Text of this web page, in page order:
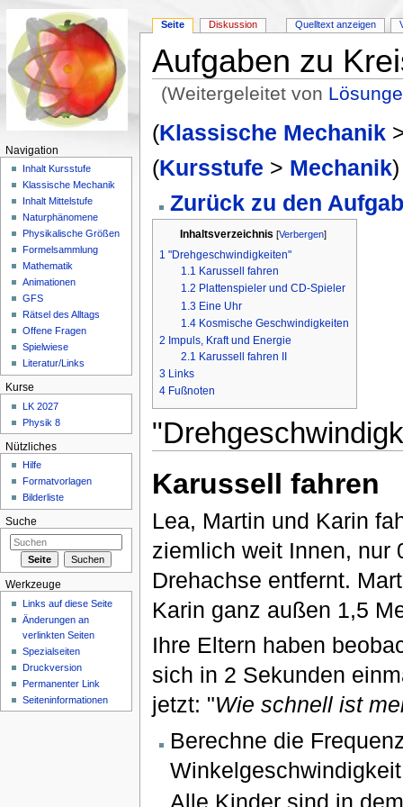
Aufgaben zu
(Weitergeleitet von
(Klassische Mechanik
(Kursstufe > Mechanik)
Zurück zu den
Inhaltsverzeichnis [Verbergen]
1 "Drehgeschwindigkeiten"
1.1 Karussell fahren
1.2 Plattenspieler und CD-Spieler
1.3 Eine Uhr
1.4 Kosmische Geschwindigkeiten
2 Impuls, Kraft und Energie
2.1 Karussell fahren II
3 Links
4 Fußnoten
Karussell fahren
Lea, Martin und Karin
ziemlich weit Innen, nur
Drehachse entfernt.
Karin ganz außen 1,5
Ihre Eltern haben
sich in 2 Sekunden
jetzt: "Wie schnell ist
Berechne die
Alle Kinder sind in
Seite Diskussion Quelltext anzeigen
Navigation
Inhalt Kursstufe
Klassische Mechanik
Inhalt Mittelstufe
Naturphänomene
Physikalische Größen
Formelsammlung
Mathematik
Animationen
GFS
Rätsel des Alltags
Offene Fragen
Spielwiese
Literatur/Links
Kurse
LK 2027
Physik 8
Nützliches
Hilfe
Formatvorlagen
Bilderliste
Suche
Werkzeuge
Links auf diese Seite
Änderungen an
verlinkten Seiten
Spezialseiten
Druckversion
Permanenter Link
Seiteninformationen